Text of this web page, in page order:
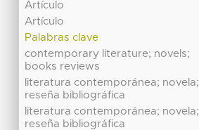
Artículo
Artículo
Palabras clave
contemporary literature; novels;
books reviews
literatura contemporánea; novela;
reseña bibliográfica
literatura contemporánea; novela;
reseña bibliográfica